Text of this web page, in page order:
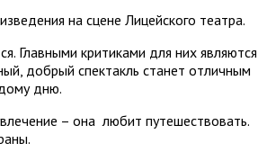
на сцене Лицейского театра.
Главными критиками для них являются
добрый спектакль станет отличным
дню.
– она любит путешествовать.